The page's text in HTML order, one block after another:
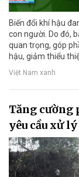
Biến đổi khí hậu
con người. Do đó,
quan trọng, góp
hậu, giảm thiểu
Việt Nam xanh
Tăng cường
yêu cầu xử